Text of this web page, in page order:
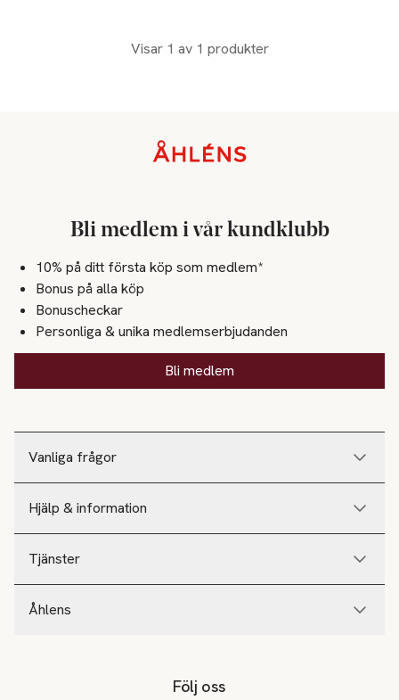
Visar 1 av 1 produkter
Vanliga frågor
Hjälp & information
Tjänster
Åhlens
Bli medlem i vår kundklubb
10% på ditt första köp som medlem*
Bonus på alla köp
Bonuscheckar
Personliga & unika medlemserbjudanden
Bli medlem
Följ oss